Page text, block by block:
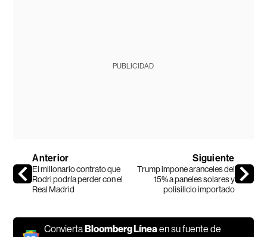
PUBLICIDAD
Anterior
El millonario contrato que
Rodri podría perder con el
Real Madrid
Siguiente
Trump impone aranceles del
15% a paneles solares y
polisilicio importado
ConviertaBloomberg Líneaen su fuente de